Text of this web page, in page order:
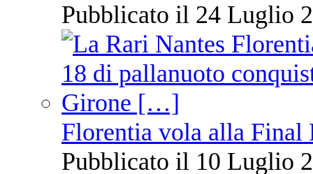
Pubblicato il 24 Luglio
Florentia vola alla Final
Pubblicato il 10 Luglio